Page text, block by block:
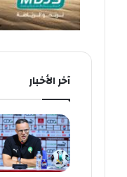
آخر الأخبار